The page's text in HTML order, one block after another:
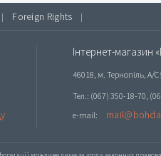
| Foreign Rights |
Інтернет-магазин
46018, м. Тернопіль, А/С
Тел.: (067) 350-18-70,
e-mail: